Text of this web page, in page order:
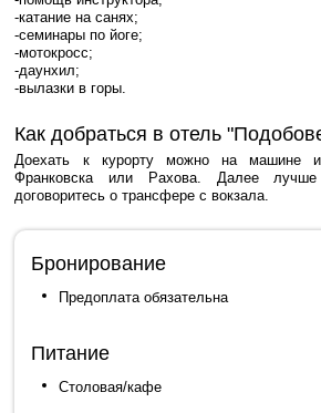
-катание на санях;
-семинары по йоге;
-мотокросс;
-даунхил;
-вылазки в горы.
Как добраться в отель
Доехать к курорту можно на машине
Франковска или Рахова. Далее лучше
договоритесь о трансфере с вокзала.
Бронирование
Предоплата обязательна
Питание
Столовая/кафе